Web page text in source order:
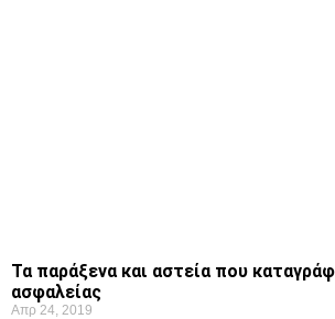
Τα παράξενα και αστεία που
ασφαλείας
Απρ 24, 2019